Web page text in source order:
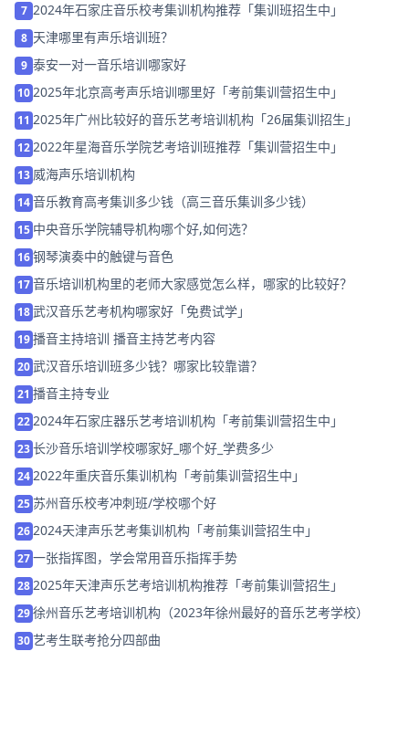
7 2024年石家庄音乐校考集训机构推荐「集训班招生中」
8 天津哪里有声乐培训班？
9 泰安一对一音乐培训哪家好
102025年北京高考声乐培训哪里好「考前集训营招生中」
11 2025年广州比较好的音乐艺考培训机构「26届集训招生」
122022年星海音乐学院艺考培训班推荐「集训营招生中」
13 威海声乐培训机构
14音乐教育高考集训多少钱（高三音乐集训多少钱）
15 中央音乐学院辅导机构哪个好,如何选？
16钢琴演奏中的触键与音色
17音乐培训机构里的老师大家感觉怎么样，哪家的比较好？
18武汉音乐艺考机构哪家好「免费试学」
19 播音主持培训 播音主持艺考内容
20武汉音乐培训班多少钱？哪家比较靠谱？
21 播音主持专业
222024年石家庄器乐艺考培训机构「考前集训营招生中」
23长沙音乐培训学校哪家好_哪个好_学费多少
242022年重庆音乐集训机构「考前集训营招生中」
25苏州音乐校考冲刺班/学校哪个好
262024天津声乐艺考集训机构「考前集训营招生中」
27一张指挥图，学会常用音乐指挥手势
282025年天津声乐艺考培训机构推荐「考前集训营招生」
29徐州音乐艺考培训机构（2023年徐州最好的音乐艺考学校）
30艺考生联考抢分四部曲